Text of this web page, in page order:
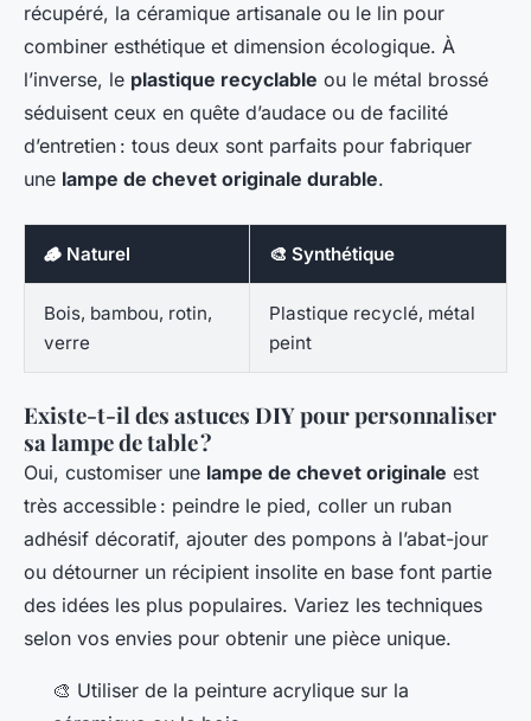
récupéré, la céramique artisanale ou le lin pour
combiner esthétique et dimension écologique. À
l’inverse, le plastique recyclable ou le métal brossé
séduisent ceux en quête d’audace ou de facilité
d’entretien : tous deux sont parfaits pour fabriquer
une lampe de chevet originale durable.
🪵 Naturel 🎨 Synthétique
Bois, bambou, rotin,
verre
Plastique recyclé, métal
peint
Existe-t-il des astuces DIY pour personnaliser
sa lampe de table ?
Oui, customiser une lampe de chevet originale est
très accessible : peindre le pied, coller un ruban
adhésif décoratif, ajouter des pompons à l’abat-jour
ou détourner un récipient insolite en base font partie
des idées les plus populaires. Variez les techniques
selon vos envies pour obtenir une pièce unique.
🎨 Utiliser de la peinture acrylique sur la